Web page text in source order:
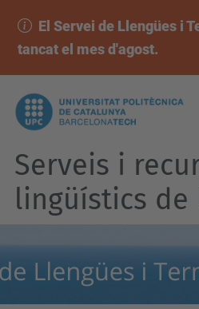
El Servei de Llengües i
tancat el mes d'agost.
Serveis i
lingüístics de